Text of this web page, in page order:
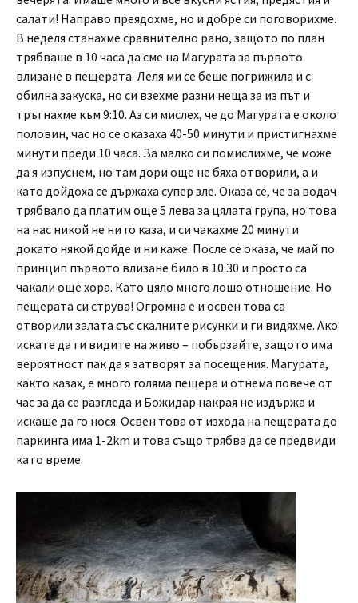
салати! Направо преядохме, но и добре си поговорихме.
В неделя станахме сравнително рано, защото по план
трябваше в 10 часа да сме на Магурата за първото
влизане в пещерата. Леля ми се беше погрижила и с
обилна закуска, но си взехме разни неща за из път и
тръгнахме към 9:10. Аз си мислех, че до Магурата е около
половин, час но се оказаха 40-50 минути и пристигнахме
минути преди 10 часа. За малко си помислихме, че може
да я изпуснем, но там дори още не бяха отворили, а и
като дойдоха се държаха супер зле. Оказа се, че за водач
трябвало да платим още 5 лева за цялата група, но това
на нас никой не ни го каза, и си чакахме 20 минути
докато някой дойде и ни каже. После се оказа, че май по
принцип първото влизане било в 10:30 и просто са
чакали още хора. Като цяло много лошо отношение. Но
пещерата си струва! Огромна е и освен това са
отворили залата със скалните рисунки и ги видяхме. Ако
искате да ги видите на живо – побързайте, защото има
вероятност пак да я затворят за посещения. Магурата,
както казах, е много голяма пещера и отнема повече от
час за да се разгледа и Божидар накрая не издържа и
искаше да го нося. Освен това от изхода на пещерата до
паркинга има 1-2km и това също трябва да се предвиди
като време.